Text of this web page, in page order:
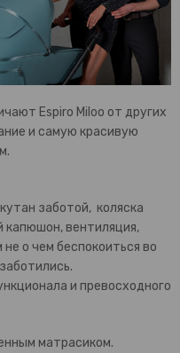
Espiro Miloo от других
и самую красивую
заботой, коляска
капюшон, вентиляция,
о чем беспокоиться во
и превосходного
матрасиком.